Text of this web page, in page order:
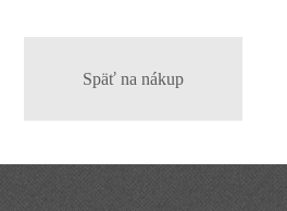
Späť na nákup